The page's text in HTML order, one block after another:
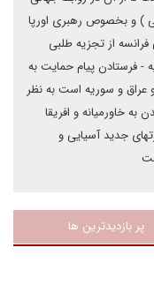
) و بخصوص رهبری اورپا
از تجزیه طلبی
- فرستادن پیام حمایت به
عراق و سوریه است به نظر
خاورمیانه و افریقا
جدید آسیایی و
پر بازدیدترین ها